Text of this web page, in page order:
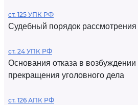
ст. 125 УПК РФ
Судебный порядок
ст. 24 УПК РФ
Основания отказа в возбуждении
прекращения уголовного дела
ст. 126 АПК РФ